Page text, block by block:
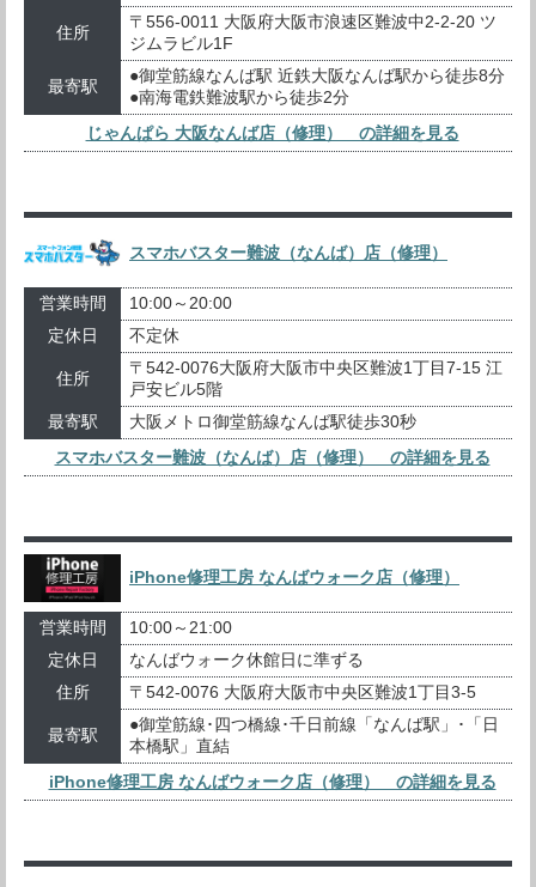
住所
〒556-0011 大阪府大阪市浪速区難波中2-2-20 ツ
ジムラビル1F
最寄駅
●御堂筋線なんば駅 近鉄大阪なんば駅から徒歩8分
●南海電鉄難波駅から徒歩2分
じゃんぱら 大阪なんば店（修理） の詳細を見る
スマホバスター難波（なんば）店（修理）
営業時間
10:00～20:00
定休日
不定休
住所
〒542-0076大阪府大阪市中央区難波1丁目7-15 江
戸安ビル5階
最寄駅
大阪メトロ御堂筋線なんば駅徒歩30秒
スマホバスター難波（なんば）店（修理） の詳細を見る
iPhone修理工房 なんばウォーク店（修理）
営業時間
10:00～21:00
定休日
なんばウォーク休館日に準ずる
住所
〒542-0076 大阪府大阪市中央区難波1丁目3-5
最寄駅
●御堂筋線･四つ橋線･千日前線「なんば駅」･「日
本橋駅」直結
iPhone修理工房 なんばウォーク店（修理） の詳細を見る